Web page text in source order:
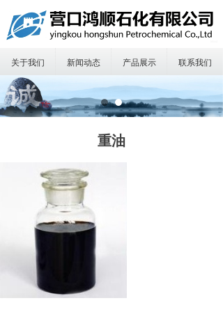
끀
首页
运输保障
产品展示
在线留言
联系我们
关于我们 新闻动态 产品展示 联系我们
重油